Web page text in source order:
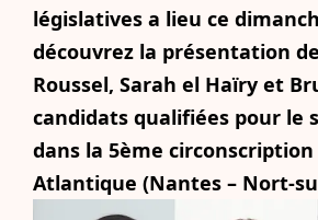
législatives a lieu ce
découvrez la présentation
Roussel, Sarah el Haïry et
candidats qualifiées pour le
dans la 5ème
Atlantique (Nantes – Nort-